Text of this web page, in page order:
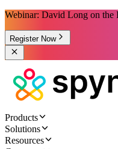
Webinar: David Long on
Register Now
Products
Solutions
Resources